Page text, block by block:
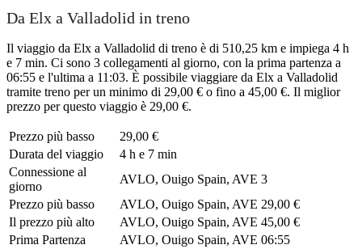
Da Elx a Valladolid in treno
Il viaggio da Elx a Valladolid di treno è di 510,25 km e impiega 4 h
e 7 min. Ci sono 3 collegamenti al giorno, con la prima partenza a
06:55 e l'ultima a 11:03. È possibile viaggiare da Elx a Valladolid
tramite treno per un minimo di 29,00 € o fino a 45,00 €. Il miglior
prezzo per questo viaggio è 29,00 €.
Prezzo più basso
29,00 €
Durata del viaggio
4 h e 7 min
Connessione al
giorno
AVLO, Ouigo Spain, AVE 3
Prezzo più basso
AVLO, Ouigo Spain, AVE 29,00 €
Il prezzo più alto
AVLO, Ouigo Spain, AVE 45,00 €
Prima Partenza
AVLO, Ouigo Spain, AVE 06:55